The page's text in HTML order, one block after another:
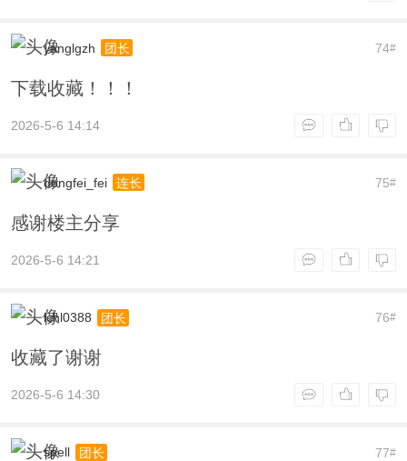
74#
yanglgzh 团长
下载收藏！！！
2026-5-6 14:14
75#
dongfei_fei 连长
感谢楼主分享
2026-5-6 14:21
76#
lchl0388 团长
收藏了谢谢
2026-5-6 14:30
77#
spell 团长